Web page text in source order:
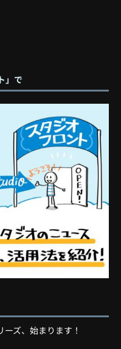
」で
ズ、始まります！